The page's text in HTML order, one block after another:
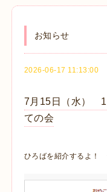
お知らせ
2026-06-17 11:13:00
7月15日（水）
ての会
ひろばを紹介するよ！